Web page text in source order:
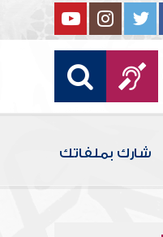
شارك بملفاتك